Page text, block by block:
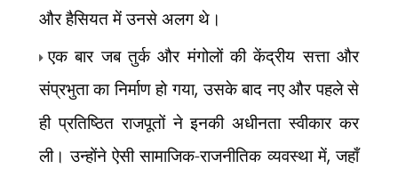
और हैसियत में उनसे अलग थे।
एक बार जब तुर्क और मंगोलों की केंद्रीय सत्ता और
संप्रभुता का निर्माण हो गया,उसके बाद नए और पहले से
ही प्रतिष्ठित राजपूतों ने इनकी अधीनता स्वीकार कर
ली। उन्होंने ऐसी सामाजिक-राजनीतिक व्यवस्था में,जहाँ